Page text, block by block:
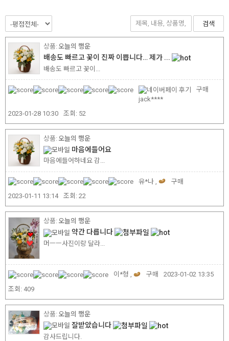
검색
오늘의 행운
배송도 빠르고 꽃이 진짜 이쁩니다… 제가 ...
배송도 빠르고 꽃이...
jack****
구매
2023-01-28 10:30 조회: 52
오늘의 행운
마음에들어요
마음에들어하네요 감...
유*나 ,
구매
2023-01-11 13:14
조회: 22
오늘의 행운
약간 다릅니다
머ㅡㅡ사진이랑 달라...
이*형 , 구매
2023-01-02 13:35
조회: 409
오늘의 행운
잘받았습니다
감사드립니다.